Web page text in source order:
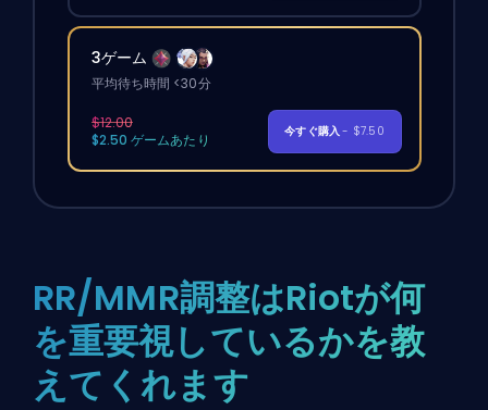
3ゲーム
平均待ち時間 <30分
$12.00
$2.50 ゲームあたり
今すぐ購入- $7.50
RR/MMR調整はRiotが何
を重要視しているかを教
えてくれます